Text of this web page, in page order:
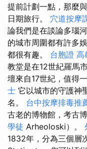
提前計劃一點，那麼
日期旅行。 穴道按摩
論我們是在談論多瑙
的城市周圍都有許多
都很有趣。 台胞證 高
教堂是在12世紀羅馬
壇來自17世紀，值得
士 它以城市的守護神
名。 台中按摩排毒推
古老的博物館，考古
學徒 Arheoloski）。
1832年，分為三個層